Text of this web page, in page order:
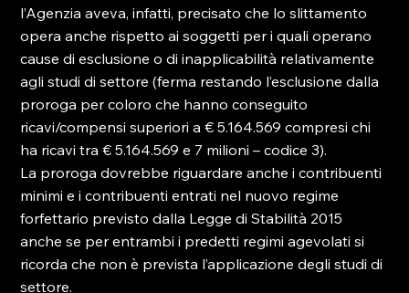
l’Agenzia aveva, infatti, precisato che lo slittamento
opera anche rispetto ai soggetti per i quali operano
cause di esclusione o di inapplicabilità relativamente
agli studi di settore (ferma restando l’esclusione dalla
proroga per coloro che hanno conseguito
ricavi/compensi superiori a € 5.164.569 compresi chi
ha ricavi tra € 5.164.569 e 7 milioni – codice 3).
La proroga dovrebbe riguardare anche i contribuenti
minimi e i contribuenti entrati nel nuovo regime
forfettario previsto dalla Legge di Stabilità 2015
anche se per entrambi i predetti regimi agevolati si
ricorda che non è prevista l’applicazione degli studi di
settore.